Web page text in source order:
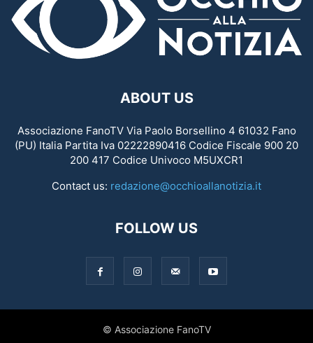
ABOUT US
Associazione FanoTV Via Paolo Borsellino 4 61032 Fano
(PU) Italia Partita Iva 02222890416 Codice Fiscale 900 20
200 417 Codice Univoco M5UXCR1
Contact us: redazione@occhioallanotizia.it
FOLLOW US
© Associazione FanoTV